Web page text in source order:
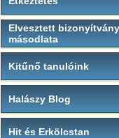
Elvesztett
másodlata
Kitűnő tanulóink
Halászy Blog
Hit és Erkölcstan